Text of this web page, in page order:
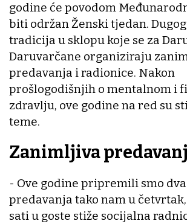
godine će povodom
biti održan Ženski tjedan.
tradicija u sklopu koje se za
Daruvarčane organiziraju
predavanja i radionice. Nakon
prošlogodišnjih o mentalnom i
zdravlju, ove godine na red su
teme.
Zanimljiva
- Ove godine pripremili smo
predavanja tako nam u četvrtak,
sati u goste stiže socijalna